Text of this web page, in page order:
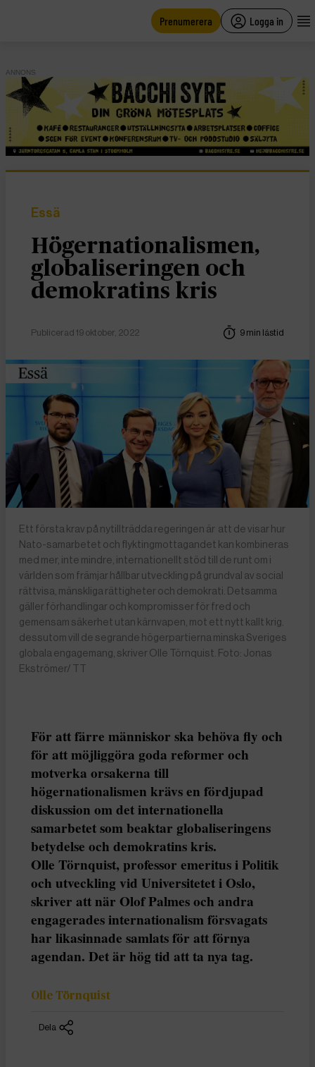
Prenumerera Logga in
ANNONS
Essä
Högernationalismen,
globaliseringen och
demokratins kris
Publicerad 19 oktober, 2022 9 min lästid
Ett första krav på nytillträdda regeringen är att de visar hur
Nato-samarbetet och flyktingmottagandet kan kombineras
med mer, inte mindre, internationellt stöd till de runt om i
världen som främjar hållbar utveckling på grundval av social
rättvisa, mänskliga rättigheter och demokrati. Detsamma
gäller förhandlingar och kompromisser för fred och
gemensam säkerhet utan kärnvapen, mot ett nytt kallt krig.
dessutom vill de segrande högerpartierna minska Sveriges
globala engagemang, skriver Olle Törnquist. Foto: Jonas
Ekströmer/ TT
För att färre människor ska behöva fly och
för att möjliggöra goda reformer och
motverka orsakerna till
högernationalismen krävs en fördjupad
diskussion om det internationella
samarbetet som beaktar globaliseringens
betydelse och demokratins kris.
Olle Törnquist, professor emeritus i Politik
och utveckling vid Universitetet i Oslo,
skriver att när Olof Palmes och andra
engagerades internationalism försvagats
har likasinnade samlats för att förnya
agendan. Det är hög tid att ta nya tag.
Olle Törnquist
Dela